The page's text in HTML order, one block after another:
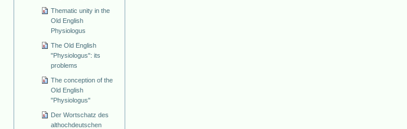
Thematic unity in the
Old English
Physiologus
The Old English
"Physiologus": its
problems
The conception of the
Old English
"Physiologus"
Der Wortschatz des
althochdeutschen